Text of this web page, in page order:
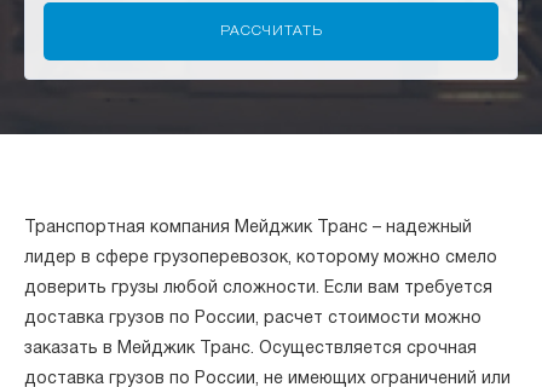
Транспортная компания Мейджик Транс – надежный
лидер в сфере грузоперевозок, которому можно смело
доверить грузы любой сложности. Если вам требуется
доставка грузов по России, расчет стоимости можно
заказать в Мейджик Транс. Осуществляется срочная
доставка грузов по России, не имеющих ограничений или